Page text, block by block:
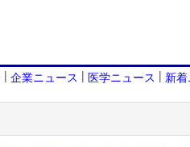
| 企業ニュース | 医学ニュース | 新